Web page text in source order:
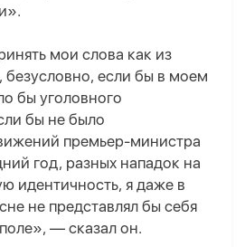
мои слова как из
если бы в моем
бы уголовного
бы не было
премьер-министра
год, разных нападок на
идентичность, я даже в
не представлял бы себя
— сказал он.